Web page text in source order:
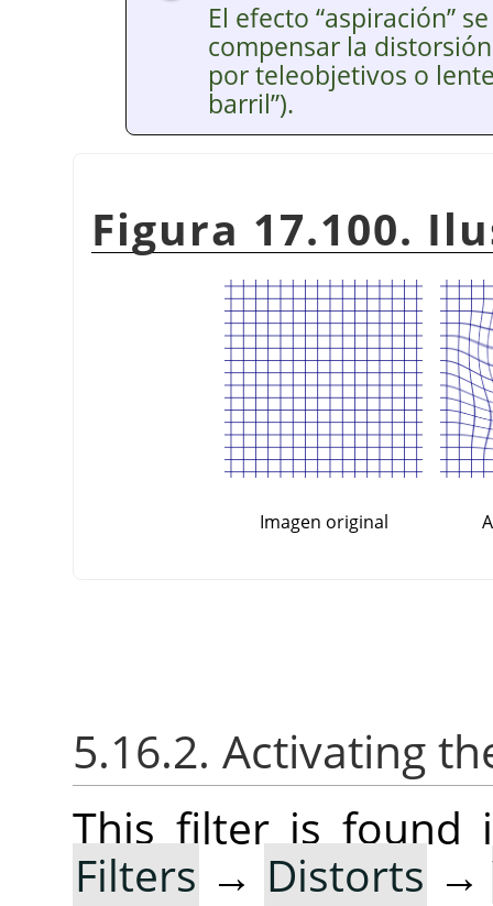
El efecto “aspiración”
compensar la
por teleobjetivos o
barril”).
Figura 17.100.
Imagen original
5.16.2. Activating
This filter is found
Filters → Distorts →